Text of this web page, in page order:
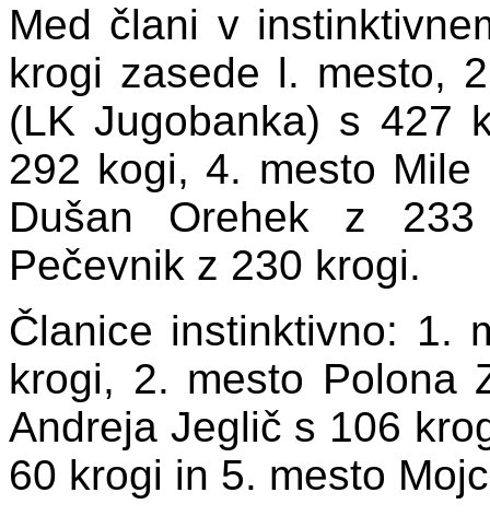
Med člani v
krogi zasede l. mesto,
(LK Jugobanka) s 427
292 kogi, 4. mesto
Dušan Orehek z
Pečevnik z 230 krogi.
Članice instinktivno: 1.
krogi, 2. mesto Polona
Andreja Jeglič s 106
60 krogi in 5. mesto